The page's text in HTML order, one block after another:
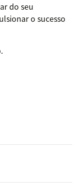
do seu
o sucesso